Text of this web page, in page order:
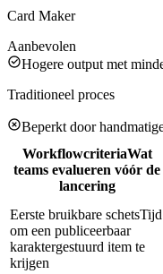
Card Maker
Aanbevolen
Hogere output met
Traditioneel proces
Beperkt door
WorkflowcriteriaWat
teams evalueren vóór de
lancering
Eerste bruikbare schetsTijd
om een publiceerbaar
karaktergestuurd item te
krijgen